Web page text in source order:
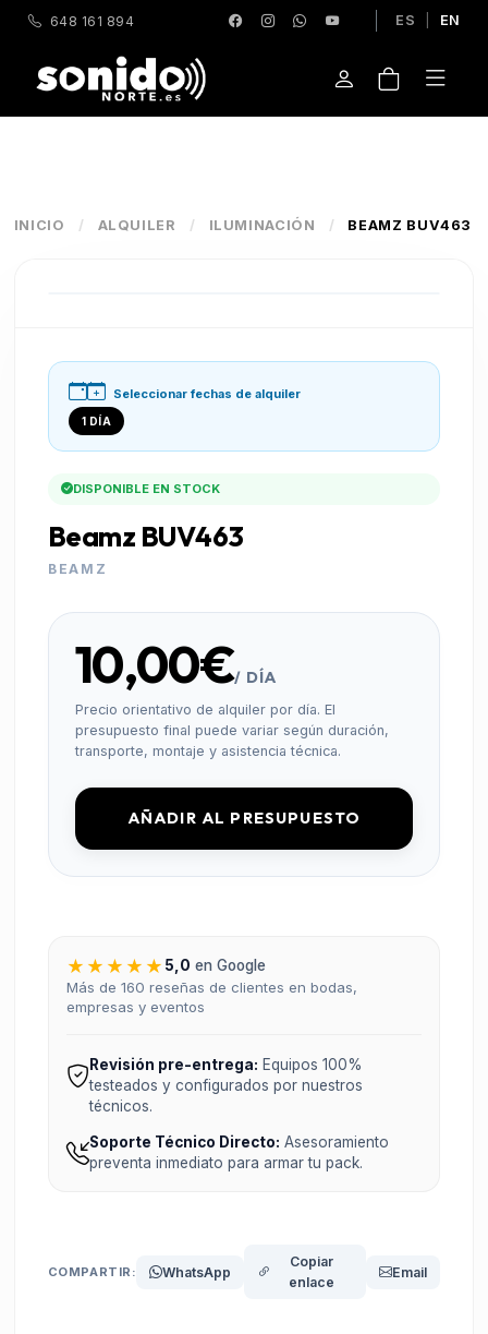
648 161 894 ES EN
INICIO / ALQUILER / ILUMINACIÓN / BEAMZ BUV463
Seleccionar fechas de alquiler
1 DÍA
DISPONIBLE EN STOCK
Beamz BUV463
BEAMZ
10,00€/ DÍA
Precio orientativo de alquiler por día. El
presupuesto final puede variar según duración,
transporte, montaje y asistencia técnica.
AÑADIR AL PRESUPUESTO
★★★★★ 5,0 en Google
Más de 160 reseñas de clientes en bodas,
empresas y eventos
Revisión pre-entrega: Equipos 100%
testeados y configurados por nuestros
técnicos.
Soporte Técnico Directo: Asesoramiento
preventa inmediato para armar tu pack.
COMPARTIR: WhatsApp
Copiar
enlace
Email